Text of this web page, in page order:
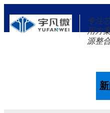
专注
用方
源整